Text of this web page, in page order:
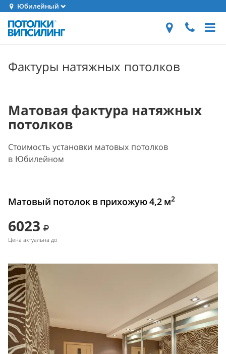
Юбилейный
Фактуры натяжных потолков
Матовая фактура натяжных
потолков
Стоимость установки матовых потолков
в Юбилейном
Матовый потолок в прихожую 4,2 м2
6023
Цена актуальна до